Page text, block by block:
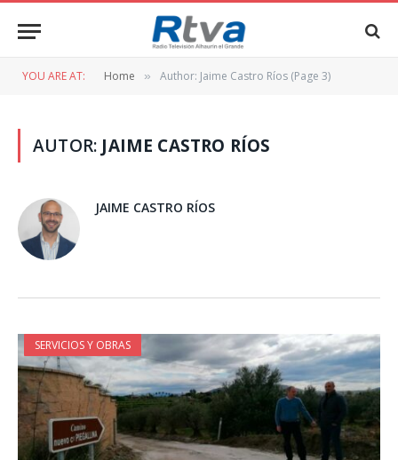
YOU ARE AT: Home » Author: Jaime Castro Ríos (Page 3)
AUTOR: JAIME CASTRO RÍOS
JAIME CASTRO RÍOS
SERVICIOS Y OBRAS